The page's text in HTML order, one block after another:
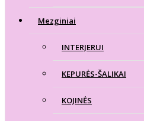
Mezginiai
INTERJERUI
KEPURĖS-ŠALIKAI
KOJINĖS